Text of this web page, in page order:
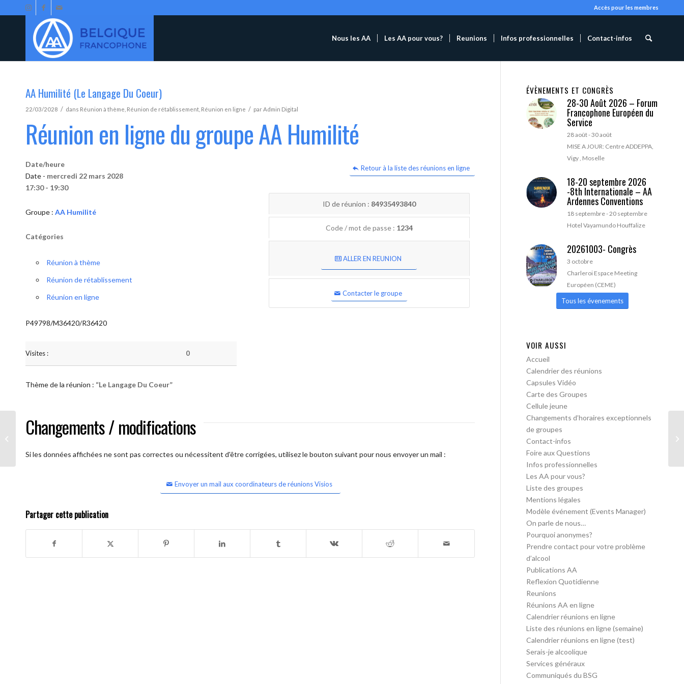
Accès pour les membres
Nous les AA Les AA pour vous? Reunions Infos professionnelles Contact-infos
AA Humilité (Le Langage Du Coeur)
22/03/2028 / dans Réunion à thème Réunion de rétablissement Réunion en ligne / parAdmin Digital
Réunion en ligne du groupe AA Humilité
Retour à la liste des réunions en ligne
Date/heure
Date - mercredi 22 mars 2028
17:30 - 19:30
Groupe : AA Humilité
Catégories
Réunion à thème
Réunion de rétablissement
Réunion en ligne
P49798/M36420/R36420
Visites : 0
ID de réunion : 84935493840
Code / mot de passe : 1234
ALLER EN REUNION
Contacter le groupe
Thème de la réunion : “Le Langage Du Coeur”
Changements / modifications
Si les données affichées ne sont pas correctes ou nécessitent d'être corrigées, utilisez le bouton suivant pour nous envoyer un mail :
Envoyer un mail aux coordinateurs de réunions Visios
Partager cette publication
ÉVÈNEMENTS ET CONGRÈS
28-30 Août 2026 – Forum
Francophone Européen du
Service
28 août-30 août
MISE A JOUR: Centre ADDEPPA,
Vigy , Moselle
18-20 septembre 2026
-8th Internationale – AA
Ardennes Conventions
18 septembre-20 septembre
Hotel Vayamundo Houffalize
20261003- Congrès
3 octobre
Charleroi Espace Meeting
Européen (CEME)
Tous les évenements
VOIR AUSSI
Accueil
Calendrier des réunions
Capsules Vidéo
Carte des Groupes
Cellule jeune
Changements d’horaires exceptionnels
de groupes
Contact-infos
Foire aux Questions
Infos professionnelles
Les AA pour vous?
Liste des groupes
Mentions légales
Modèle événement (Events Manager)
On parle de nous…
Pourquoi anonymes?
Prendre contact pour votre problème
d’alcool
Publications AA
Reflexion Quotidienne
Reunions
Réunions AA en ligne
Calendrier réunions en ligne
Liste des réunions en ligne (semaine)
Calendrier réunions en ligne (test)
Serais-je alcoolique
Services généraux
Communiqués du BSG
AA Humilité (Le Langage Du Coeur)